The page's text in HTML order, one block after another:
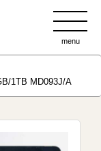
menu
1TB MD093J/A